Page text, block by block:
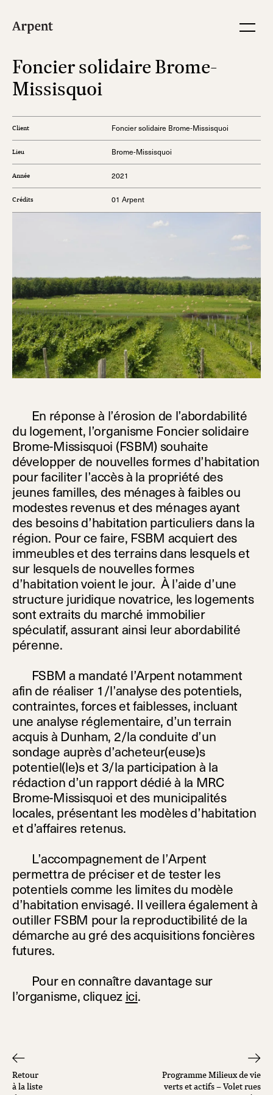
Foncier solidaire Brome-
Missisquoi
Client Foncier solidaire Brome-Missisquoi
Lieu Brome-Missisquoi
Année 2021
Crédits 01 Arpent
En réponse à l’érosion de l’abordabilité
du logement, l’organisme Foncier solidaire
Brome-Missisquoi (FSBM) souhaite
développer de nouvelles formes d’habitation
pour faciliter l’accès à la propriété des
jeunes familles, des ménages à faibles ou
modestes revenus et des ménages ayant
des besoins d’habitation particuliers dans la
région. Pour ce faire, FSBM acquiert des
immeubles et des terrains dans lesquels et
sur lesquels de nouvelles formes
d’habitation voient le jour. À l’aide d’une
structure juridique novatrice, les logements
sont extraits du marché immobilier
spéculatif, assurant ainsi leur abordabilité
pérenne.
FSBM a mandaté l’Arpent notamment
afin de réaliser 1/l’analyse des potentiels,
contraintes, forces et faiblesses, incluant
une analyse réglementaire, d’un terrain
acquis à Dunham, 2/la conduite d’un
sondage auprès d’acheteur(euse)s
potentiel(le)s et 3/la participation à la
rédaction d’un rapport dédié à la MRC
Brome-Missisquoi et des municipalités
locales, présentant les modèles d’habitation
et d’affaires retenus.
L’accompagnement de l’Arpent
permettra de préciser et de tester les
potentiels comme les limites du modèle
d’habitation envisagé. Il veillera également à
outiller FSBM pour la reproductibilité de la
démarche au gré des acquisitions foncières
futures.
Pour en connaître davantage sur
l’organisme, cliquezici.
Retour
à la liste
Programme Milieux de vie
verts et actifs – Volet rues